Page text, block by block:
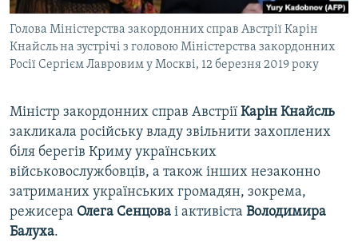
УКРАЇНСЬКА ПРОБЛЕМА КРИМУ
ІНФОГРАФІКА
ДОЛУЧАЙСЯ!
Усі сайти RFE/RL
Голова Міністерства закордонних справ Австрії Карін
Кнайсль на зустрічі з головою Міністерства закордонних
Росії Сергієм Лавровим у Москві, 12 березня 2019 року
Міністр закордонних справ Австрії Карін Кнайсль
закликала російську владу звільнити захоплених
біля берегів Криму українських
військовослужбовців, а також інших незаконно
затриманих українських громадян, зокрема,
режисера Олега Сенцова і активіста Володимира
Балуха.